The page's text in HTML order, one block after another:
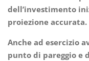
dell’investimento
proiezione accurata.
Anche ad esercizio
punto di pareggio e